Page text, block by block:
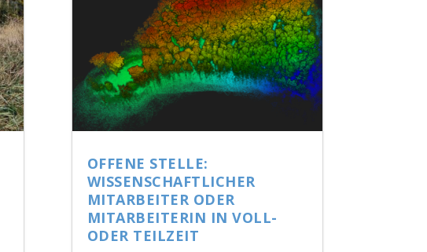
OFFENE STELLE:
WISSENSCHAFTLICHER
MITARBEITER ODER
MITARBEITERIN IN VOLL-
ODER TEILZEIT